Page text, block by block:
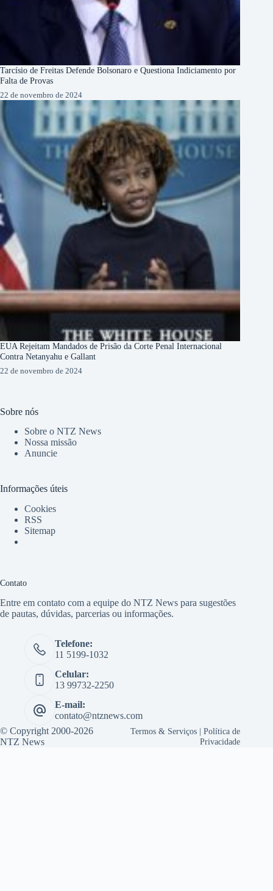
Tarcísio de Freitas Defende Bolsonaro e Questiona Indiciamento por
Falta de Provas
22 de novembro de 2024
EUA Rejeitam Mandados de Prisão da Corte Penal Internacional
Contra Netanyahu e Gallant
22 de novembro de 2024
Sobre nós
Sobre o NTZ News
Nossa missão
Anuncie
Informações úteis
Cookies
RSS
Sitemap
Contato
Entre em contato com a equipe do NTZ News para sugestões
de pautas, dúvidas, parcerias ou informações.
Telefone:
11 5199-1032
Celular:
13 99732-2250
E-mail:
contato@ntznews.com
© Copyright 2000-2026
NTZ News
Termos & Serviços |Política de
Privacidade